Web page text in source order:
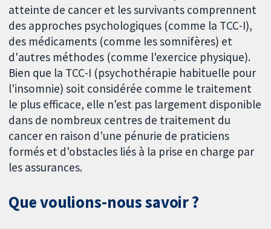
atteinte de cancer et les survivants comprennent
des approches psychologiques (comme la TCC-I),
des médicaments (comme les somnifères) et
d'autres méthodes (comme l'exercice physique).
Bien que la TCC-I (psychothérapie habituelle pour
l'insomnie) soit considérée comme le traitement
le plus efficace, elle n'est pas largement disponible
dans de nombreux centres de traitement du
cancer en raison d'une pénurie de praticiens
formés et d'obstacles liés à la prise en charge par
les assurances.
Que voulions‐nous savoir ?